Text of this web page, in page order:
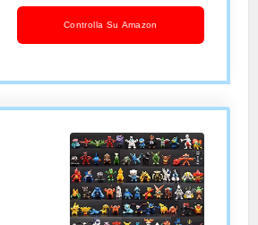
Controlla Su Amazon